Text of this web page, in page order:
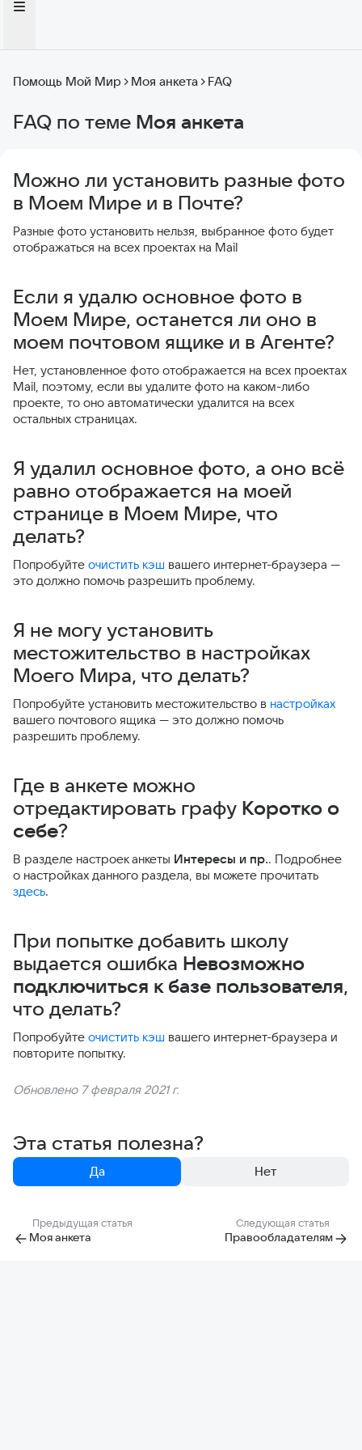
Помощь Мой Мир Моя анкета FAQ
FAQ по теме Моя анкета
Можно ли установить разные фото
в Моем Мире и в Почте?
Разные фото установить нельзя, выбранное фото будет
отображаться на всех проектах на Mail
Если я удалю основное фото в
Моем Мире, останется ли оно в
моем почтовом ящике и в Агенте?
Нет, установленное фото отображается на всех проектах
Mail, поэтому, если вы удалите фото на каком-либо
проекте, то оно автоматически удалится на всех
остальных страницах.
Я удалил основное фото, а оно всё
равно отображается на моей
странице в Моем Мире, что
делать?
Попробуйте очистить кэш вашего интернет-браузера —
это должно помочь разрешить проблему.
Я не могу установить
местожительство в настройках
Моего Мира, что делать?
Попробуйте установить местожительство в настройках
вашего почтового ящика — это должно помочь
разрешить проблему.
Где в анкете можно
отредактировать графу Коротко о
себе?
В разделе настроек анкеты Интересы и пр.. Подробнее
о настройках данного раздела, вы можете прочитать
здесь.
При попытке добавить школу
выдается ошибка Невозможно
подключиться к базе пользователя,
что делать?
Попробуйте очистить кэш вашего интернет-браузера и
повторите попытку.
Обновлено 7 февраля 2021 г.
Эта статья полезна?
Да Нет
Предыдущая статья
Моя анкета
Следующая статья
Правообладателям